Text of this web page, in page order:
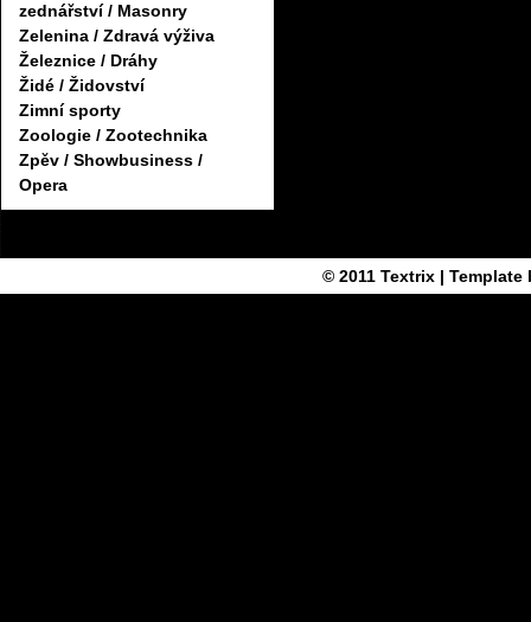
zednářství / Masonry
Zelenina / Zdravá výživa
Železnice / Dráhy
Židé / Židovství
Zimní sporty
Zoologie / Zootechnika
Zpěv / Showbusiness /
Opera
© 2011 Textrix| Template